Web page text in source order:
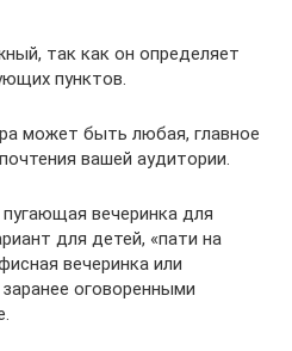
так как он определяет
пунктов.
может быть любая, главное
вашей аудитории.
вечеринка для
для детей, «пати на
вечеринка или
оговоренными